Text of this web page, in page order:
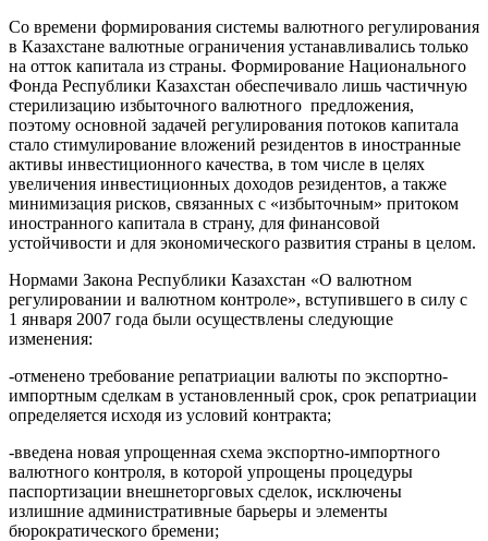
Со времени формирования системы валютного регулирования
в Казахстане валютные ограничения устанавливались только
на отток капитала из страны. Формирование Национального
Фонда Республики Казахстан обеспечивало лишь частичную
стерилизацию избыточного валютного предложения,
поэтому основной задачей регулирования потоков капитала
стало стимулирование вложений резидентов в иностранные
активы инвестиционного качества, в том числе в целях
увеличения инвестиционных доходов резидентов, а также
минимизация рисков, связанных с «избыточным» притоком
иностранного капитала в страну, для финансовой
устойчивости и для экономического развития страны в целом.
Нормами Закона Республики Казахстан «О валютном
регулировании и валютном контроле», вступившего в силу с
1 января 2007 года были осуществлены следующие
изменения:
-отменено требование репатриации валюты по экспортно-
импортным сделкам в установленный срок, срок репатриации
определяется исходя из условий контракта;
-введена новая упрощенная схема экспортно-импортного
валютного контроля, в которой упрощены процедуры
паспортизации внешнеторговых сделок, исключены
излишние административные барьеры и элементы
бюрократического бремени;